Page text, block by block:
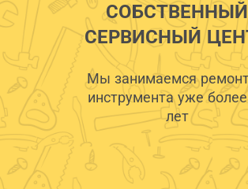
СОБСТВЕННЫЙ
СЕРВИСНЫЙ
Мы занимаемся
инструмента уже
лет